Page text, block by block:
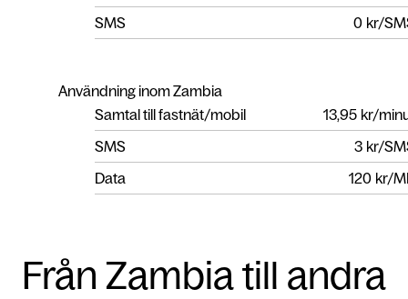
SMS
0 kr/
Användning inom Zambia
Samtal till fastnät/mobil
13,95 kr/
SMS
3 kr/
Data
120 kr/
Från Zambia till andra